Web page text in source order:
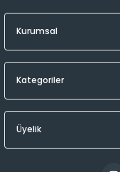
Kurumsal
Kategoriler
Üyelik